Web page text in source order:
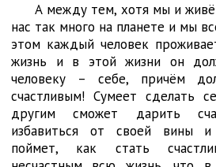
А между тем, хотя мы и
нас так много на планете и мы
этом каждый человек
жизнь и в этой жизни он
человеку – себе, причём
счастливым! Сумеет сделать
другим сможет дарить
избавиться от своей вины и
поймет, как стать